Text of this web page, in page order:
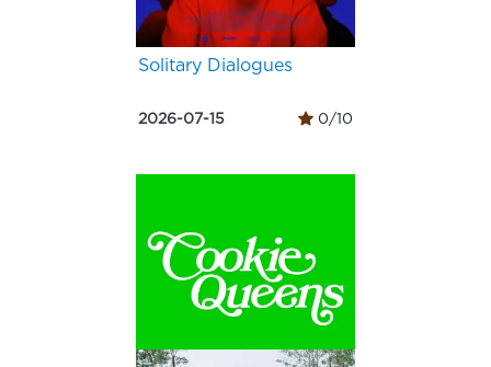
Solitary Dialogues
2026-07-15 0/10